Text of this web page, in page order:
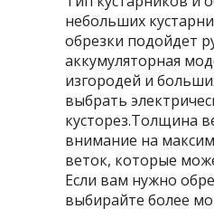
небольших
обрезки подойдет
аккумуляторная
изгородей и
выбрать
кусторез.Толщина
внимание на
веток, которые
Если вам нужно
выбирайте более